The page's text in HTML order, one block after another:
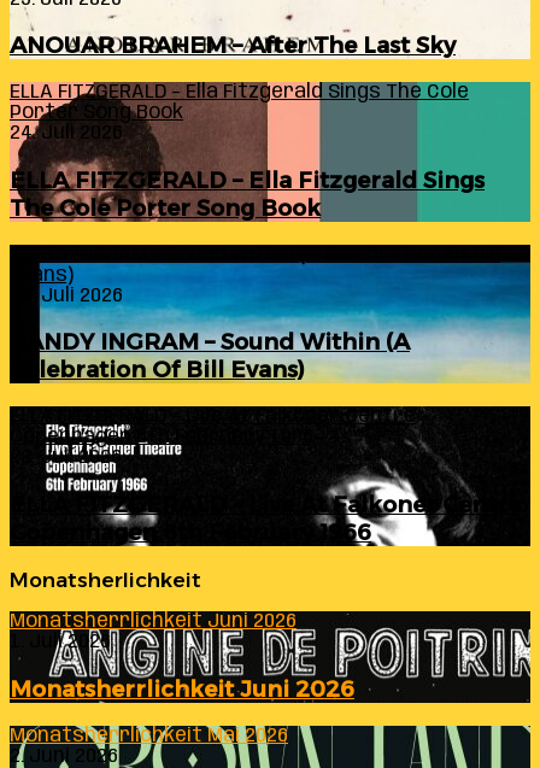
ANOUAR BRAHEM – After The Last Sky
ELLA FITZGERALD – Ella Fitzgerald Sings The Cole
Porter Song Book
24. Juli 2026
ELLA FITZGERALD – Ella Fitzgerald Sings
The Cole Porter Song Book
Evans)
24. Juli 2026
RANDY INGRAM – Sound Within (A
Celebration Of Bill Evans)
ELLA FITZGERALD – Live At Falkoner Centre
Copenhagen 6th February 1966
23. Juli 2026
ELLA FITZGERALD – Live At Falkoner Centre
Copenhagen 6th February 1966
Monatsherlichkeit
Monatsherrlichkeit Juni 2026
1. Juli 2026
Monatsherrlichkeit Juni 2026
Monatsherrlichkeit Mai 2026
2. Juni 2026